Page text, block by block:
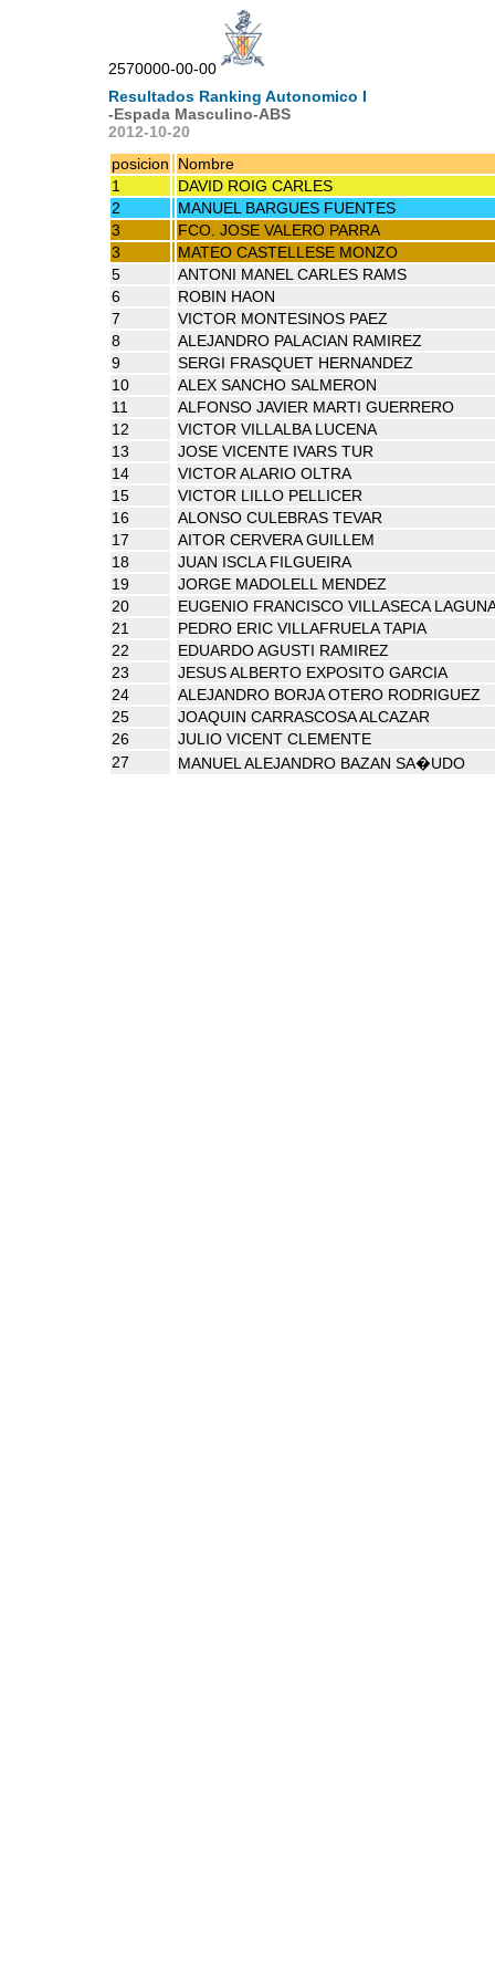
2570000-00-00
Resultados Ranking Autonomico I
-Espada Masculino-ABS
2012-10-20
posicion
Nombre
1
DAVID ROIG CARLES
2
MANUEL BARGUES FUENTES
3
FCO. JOSE VALERO PARRA
3
MATEO CASTELLESE MONZO
5
ANTONI MANEL CARLES RAMS
6
ROBIN HAON
7
VICTOR MONTESINOS PAEZ
8
ALEJANDRO PALACIAN RAMIREZ
9
SERGI FRASQUET HERNANDEZ
10
ALEX SANCHO SALMERON
11
ALFONSO JAVIER MARTI GUERRERO
12
VICTOR VILLALBA LUCENA
13
JOSE VICENTE IVARS TUR
14
VICTOR ALARIO OLTRA
15
VICTOR LILLO PELLICER
16
ALONSO CULEBRAS TEVAR
17
AITOR CERVERA GUILLEM
18
JUAN ISCLA FILGUEIRA
19
JORGE MADOLELL MENDEZ
20
EUGENIO FRANCISCO VILLASECA
21
PEDRO ERIC VILLAFRUELA TAPIA
22
EDUARDO AGUSTI RAMIREZ
23
JESUS ALBERTO EXPOSITO GARCIA
24
ALEJANDRO BORJA OTERO RODRIGUEZ
25
JOAQUIN CARRASCOSA ALCAZAR
26
JULIO VICENT CLEMENTE
27
MANUEL ALEJANDRO BAZAN SA�UDO